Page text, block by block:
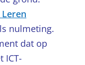
nulmeting.
dat op
ICT-